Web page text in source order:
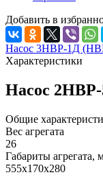
Добавить в
Насос 3НВР-1Д
Характеристики
Насос 2НВР-
Общие
Вес агрегата
26
Габариты агрегата,
555х170х280